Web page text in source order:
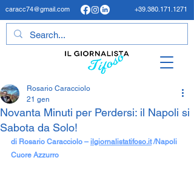
caracc74@gmail.com +39.380.171.1271
Novanta Minuti per Perdersi: il Napoli si
Sabota da Solo!
Rosario Caracciolo
21 gen
di Rosario Caracciolo – ilgiornalistatifoso.it /Napoli
Cuore Azzurro